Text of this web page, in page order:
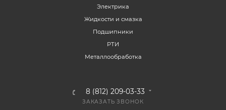
Электрика
Жидкости и смазка
Подшипники
РТИ
Металлообработка
8 (812) 209-03-33
ЗАКАЗАТЬ ЗВОНОК